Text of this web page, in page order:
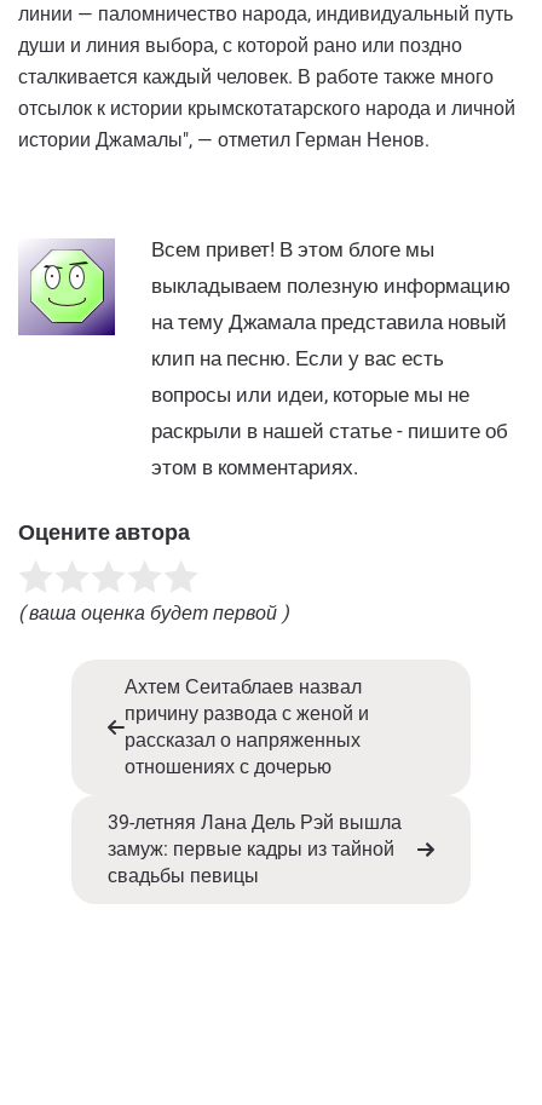
линии — паломничество народа, индивидуальный путь
души и линия выбора, с которой рано или поздно
сталкивается каждый человек. В работе также много
отсылок к истории крымскотатарского народа и личной
истории Джамалы", — отметил Герман Ненов.
Всем привет! В этом блоге мы
выкладываем полезную информацию
на тему Джамала представила новый
клип на песню. Если у вас есть
вопросы или идеи, которые мы не
раскрыли в нашей статье - пишите об
этом в комментариях.
Оцените автора
( ваша оценка будет первой )
Ахтем Сеитаблаев назвал
причину развода с женой и
рассказал о напряженных
отношениях с дочерью
39-летняя Лана Дель Рэй вышла
замуж: первые кадры из тайной
свадьбы певицы